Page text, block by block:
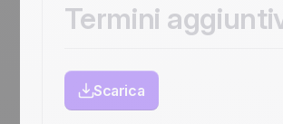
Termini
Scarica